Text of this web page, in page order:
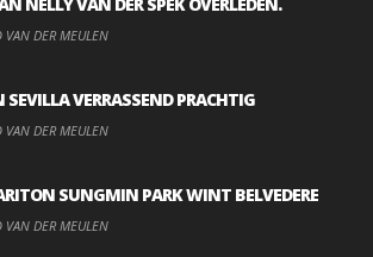
VAN DER MEULEN
VERRASSEND PRACHTIG
VAN DER MEULEN
SUNGMIN PARK WINT BELVEDERE
VAN DER MEULEN